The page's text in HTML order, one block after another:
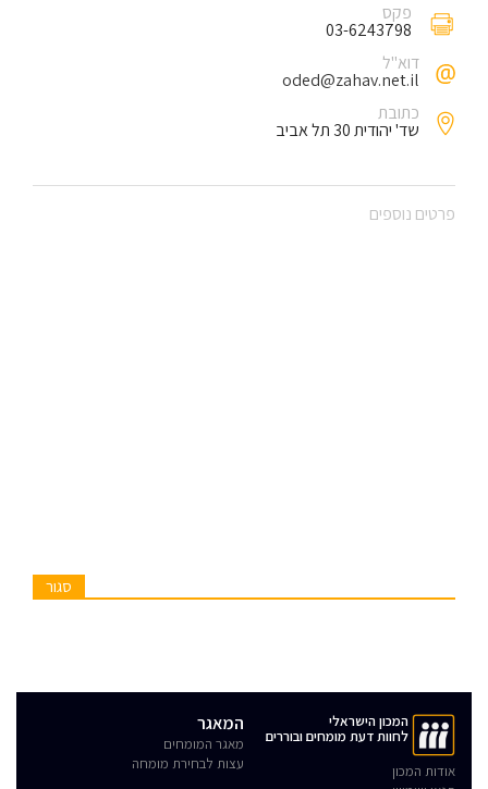
פקס
03-6243798
דוא"ל
oded@zahav.net.il
כתובת
שד' יהודית 30 תל אביב
פרטים נוספים
סגור
המכון הישראלי
לחוות דעת מומחים ובוררים
אודות המכון
המאגר
מאגר המומחים
עצות לבחירת מומחה